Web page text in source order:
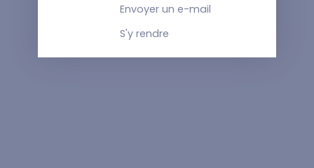
Envoyer un e-mail
S'y rendre